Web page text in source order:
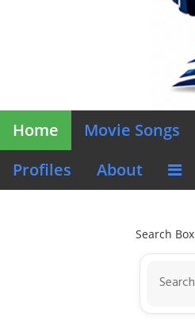
Home Movie Songs
Profiles
About
Search Box